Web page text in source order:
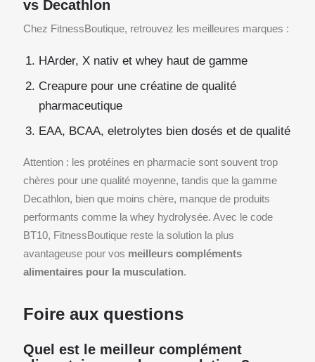
vs Decathlon
Chez FitnessBoutique, retrouvez les meilleures marques :
HArder, X nativ et whey haut de gamme
Creapure pour une créatine de qualité
pharmaceutique
EAA, BCAA, eletrolytes bien dosés et de qualité
Attention : les protéines en pharmacie sont souvent trop
chères pour une qualité moyenne, tandis que la gamme
Decathlon, bien que moins chère, manque de produits
performants comme la whey hydrolysée. Avec le code
BT10, FitnessBoutique reste la solution la plus
avantageuse pour vos meilleurs compléments
alimentaires pour la musculation.
Foire aux questions
Quel est le meilleur complément